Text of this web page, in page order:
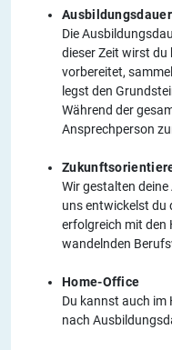
Die
dieser Zeit wirst du
vorbereitet,
legst den
Während der
Ansprechperson
Wir gestalten
uns entwickelst du
erfolgreich mit den
wandelnden
Home-Office
Du kannst auch im
nach